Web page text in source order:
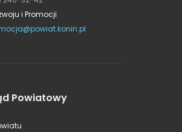
i Promocji
Powiatowy